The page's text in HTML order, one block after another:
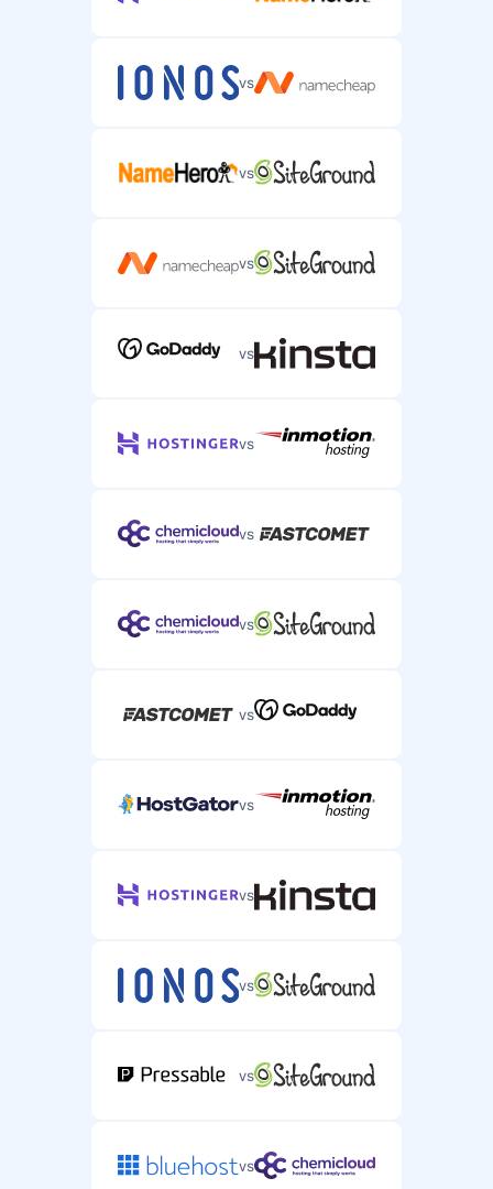
Karmaşık sunucu hosting sorunları için telefon desteği.
vs
vs
vs
vs
vs
vs
vs
vs
vs
vs
vs
vs
vs